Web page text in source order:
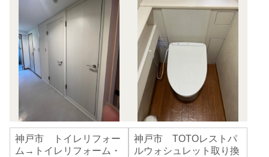
神戸市 トイレリフォー
ム→トイレリフォーム・
神戸市 TOTOレストパ
ルウォシュレット取り換